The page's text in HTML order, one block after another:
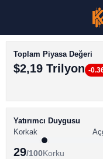
BİTCOİN HABERLERİ
ALTCOİN HABERLERİ
Toplam Piyasa Değeri
$2,19 Trilyon -
Yatırımcı Duygusu
Korkak
29/100Korku